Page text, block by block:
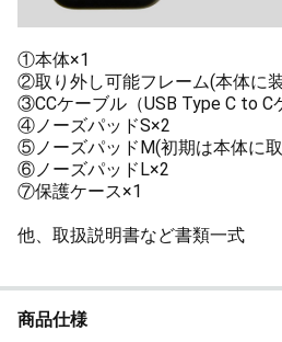
①本体×1
②取り外し可能フレーム(本体に
③CCケーブル（USB Type C to C
④ノーズパッドS×2
⑤ノーズパッドM(初期は本体に
⑥ノーズパッドL×2
⑦保護ケース×1
他、取扱説明書など書類一式
商品仕様